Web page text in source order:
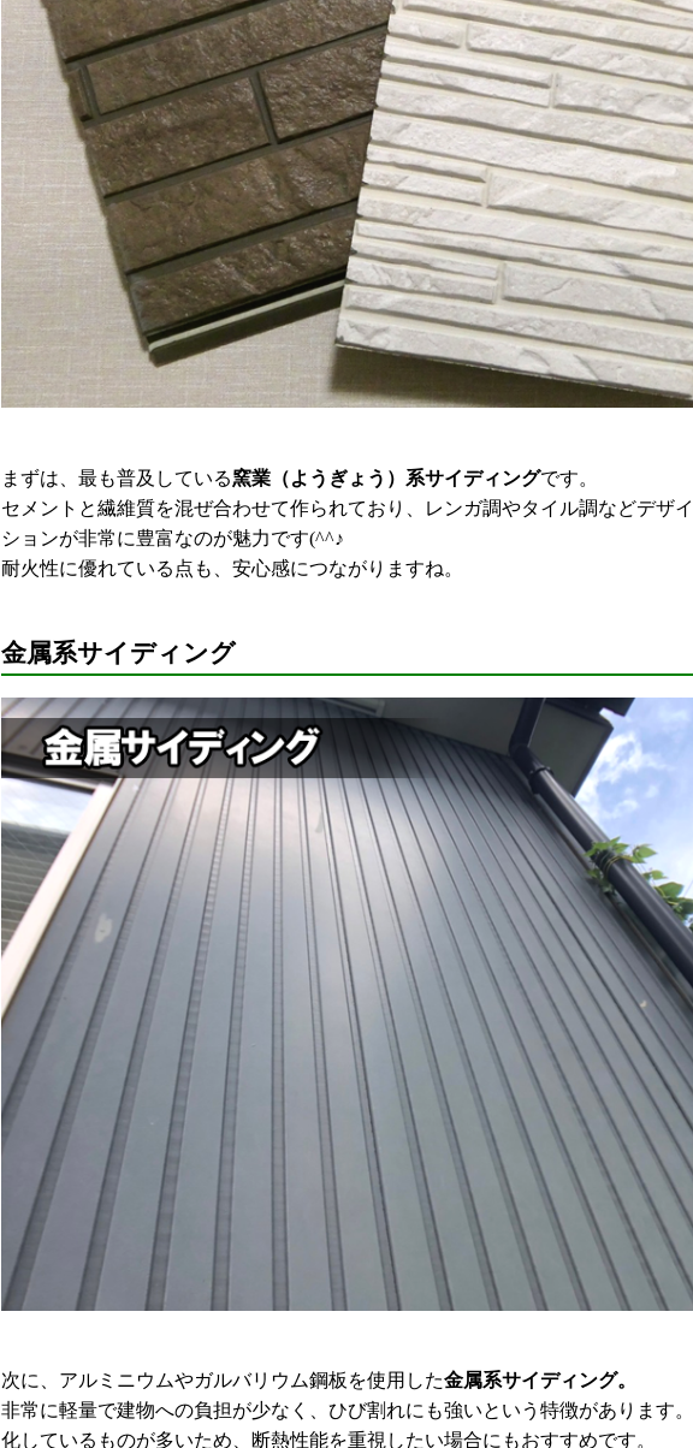
まずは、最も普及している窯業（ようぎょう）系サイディングです。
セメントと繊維質を混ぜ合わせて作られており、レンガ調やタイル調などデザ
ションが非常に豊富なのが魅力です(^^♪
耐火性に優れている点も、安心感につながりますね。
金属系サイディング
次に、アルミニウムやガルバリウム鋼板を使用した金属系サイディング。
非常に軽量で建物への負担が少なく、ひび割れにも強いという特徴があります
化しているものが多いため、断熱性能を重視したい場合にもおすすめです。